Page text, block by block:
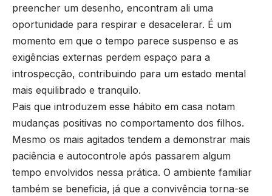
preencher um desenho, encontram ali uma
oportunidade para respirar e desacelerar. É um
momento em que o tempo parece suspenso e as
exigências externas perdem espaço para a
introspecção, contribuindo para um estado mental
mais equilibrado e tranquilo.
Pais que introduzem esse hábito em casa notam
mudanças positivas no comportamento dos filhos.
Mesmo os mais agitados tendem a demonstrar mais
paciência e autocontrole após passarem algum
tempo envolvidos nessa prática. O ambiente familiar
também se beneficia, já que a convivência torna-se